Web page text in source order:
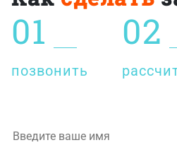
01
позвонить
02